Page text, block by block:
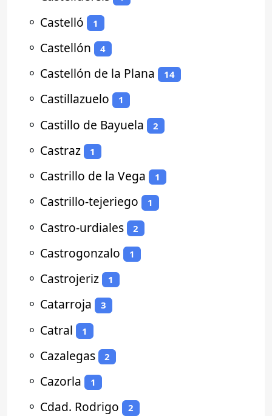
⚬ Castelló 1
⚬ Castellón 4
⚬ Castellón de la Plana 14
⚬ Castillazuelo 1
⚬ Castillo de Bayuela 2
⚬ Castraz 1
⚬ Castrillo de la Vega 1
⚬ Castrillo-tejeriego 1
⚬ Castro-urdiales 2
⚬ Castrogonzalo 1
⚬ Castrojeriz 1
⚬ Catarroja 3
⚬ Catral 1
⚬ Cazalegas 2
⚬ Cazorla 1
⚬ Cdad. Rodrigo 2